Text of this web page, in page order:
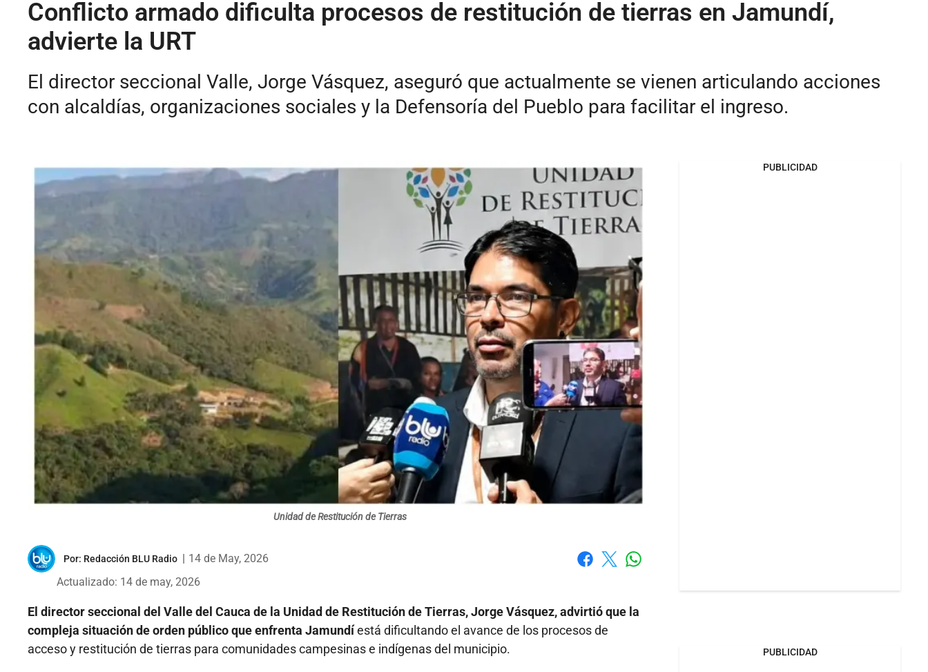
Conflicto armado dificulta procesos de restitución de tierras en Jamundí,
advierte la URT
El director seccional Valle, Jorge Vásquez, aseguró que actualmente se vienen articulando acciones
con alcaldías, organizaciones sociales y la Defensoría del Pueblo para facilitar el ingreso.
Unidad de Restitución de Tierras
Por: Redacción BLU Radio
14 de May, 2026
Actualizado: 14 de may, 2026
El director seccional del Valle del Cauca de la Unidad de Restitución de Tierras, Jorge Vásquez, advirtió que la
compleja situación de orden público que enfrenta Jamundíestá dificultando el avance de los procesos de
acceso y restitución de tierras para comunidades campesinas e indígenas del municipio.
PUBLICIDAD
PUBLICIDAD